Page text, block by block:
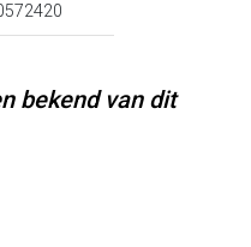
bekend van dit